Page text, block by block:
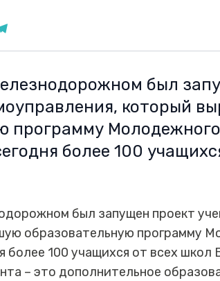
был
который
программу
более 100
был запущен проект
образовательную программу
100 учащихся от всех школ
– это дополнительное